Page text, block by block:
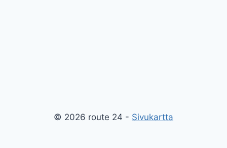
© 2026 route 24 - Sivukartta